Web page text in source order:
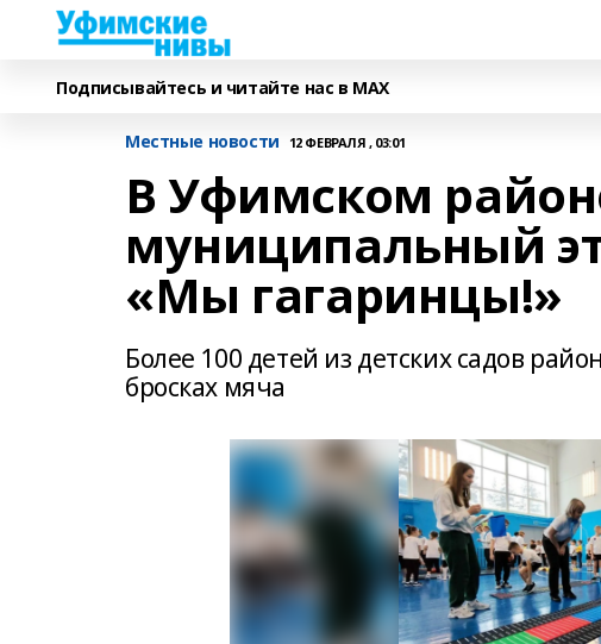
Подписывайтесь и читайте нас в MAX
Местные новости 12 ФЕВРАЛЯ , 03:01
В Уфимском
муниципальный
«Мы гагаринцы!»
Более 100 детей из детских садов
бросках мяча